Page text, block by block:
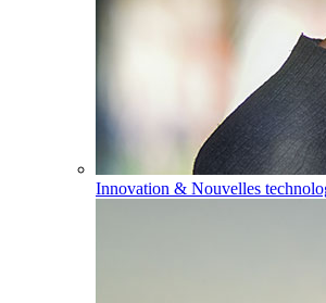
Innovation & Nouvelles